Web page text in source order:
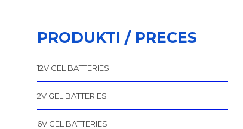
PRODUKTI / PRECES
12V GEL BATTERIES
2V GEL BATTERIES
6V GEL BATTERIES